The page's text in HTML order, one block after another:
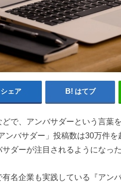
シェア はてブ
で、アンバサダーという言葉
ンバサダー」投稿数は30万件
ダーが注目されるようになっ
名企業も実践している『アン